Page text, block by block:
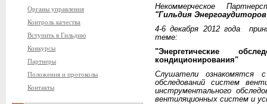
Органы управления
Контроль качества
Вступить в Гильдию
Конкурсы
Партнеры
Положения и протоколы
Контакты
Некоммерческое
"Гильдия
4-6 декабря 2012 года
теме:
"Энергетические
кондиционирования"
Слушатели ознакомятся с
обследований систем
инструментального
вентиляционных систем и